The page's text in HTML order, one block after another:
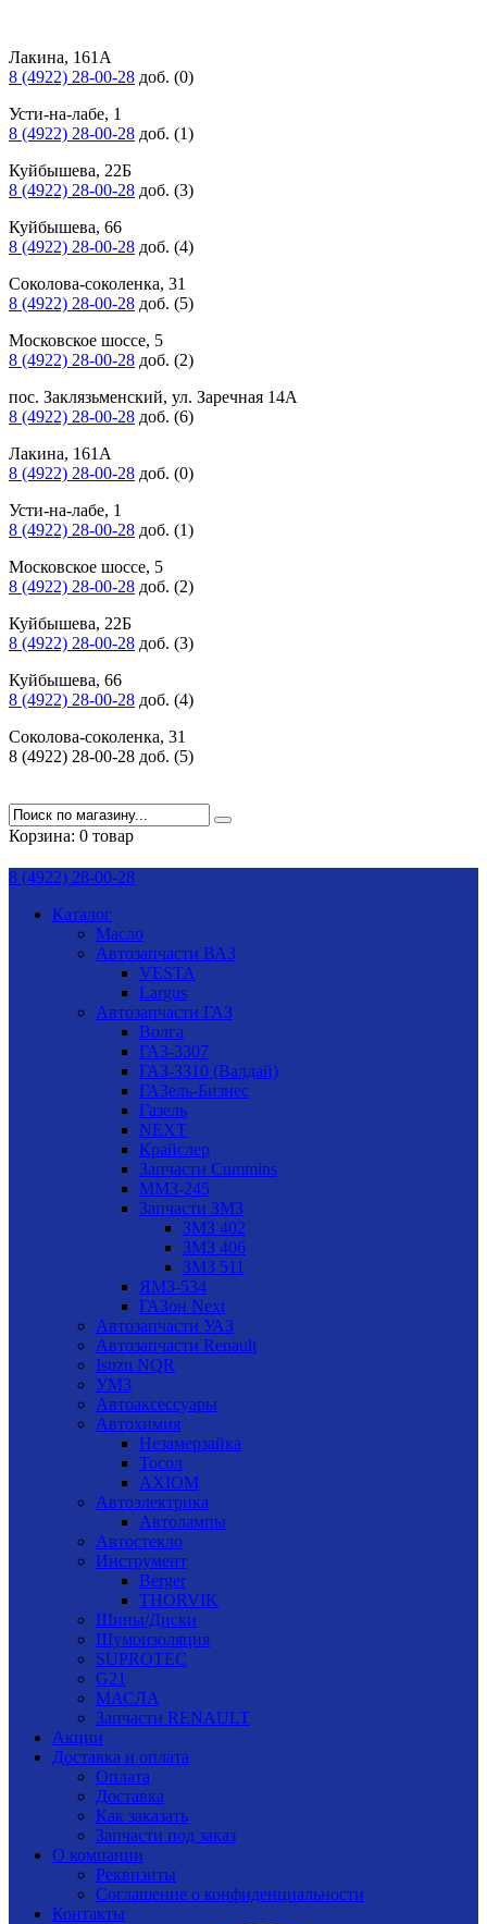
Лакина, 161А
8 (4922) 28-00-28 доб. (0)
Усти-на-лабе, 1
8 (4922) 28-00-28 доб. (1)
Куйбышева, 22Б
8 (4922) 28-00-28 доб. (3)
Куйбышева, 66
8 (4922) 28-00-28 доб. (4)
Соколова-соколенка, 31
8 (4922) 28-00-28 доб. (5)
Московское шоссе, 5
8 (4922) 28-00-28 доб. (2)
пос. Заклязьменский, ул. Заречная 14А
8 (4922) 28-00-28 доб. (6)
Лакина, 161А
8 (4922) 28-00-28 доб. (0)
Усти-на-лабе, 1
8 (4922) 28-00-28 доб. (1)
Московское шоссе, 5
8 (4922) 28-00-28 доб. (2)
Куйбышева, 22Б
8 (4922) 28-00-28 доб. (3)
Куйбышева, 66
8 (4922) 28-00-28 доб. (4)
Соколова-соколенка, 31
8 (4922) 28-00-28 доб. (5)
Корзина: 0 товар
8 (4922) 28-00-28
Каталог
Масло
Автозапчасти ВАЗ
VESTA
Largus
Автозапчасти ГАЗ
Волга
ГАЗ-3307
ГАЗ-3310 (Валдай)
ГАЗель-Бизнес
Газель
NEXT
Крайслер
Запчасти Cummins
ММЗ-245
Запчасти ЗМЗ
ЗМЗ 402
ЗМЗ 406
ЗМЗ 511
ЯМЗ-534
ГАЗон Next
Автозапчасти УАЗ
Автозапчасти Renault
Isuzu NQR
УМЗ
Автоаксессуары
Автохимия
Незамерзайка
Тосол
AXIOM
Автоэлектрика
Автолампы
Автостекло
Инструмент
Berger
THORVIK
Шины/Диски
Шумоизоляция
SUPROTEC
G21
МАСЛА
Запчасти RENAULT
Акции
Доставка и оплата
Оплата
Доставка
Как заказать
Запчасти под заказ
О компании
Реквизиты
Соглашение о конфиденциальности
Контакты